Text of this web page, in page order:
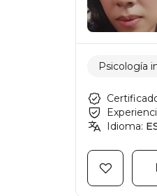
Psicología
Idioma: